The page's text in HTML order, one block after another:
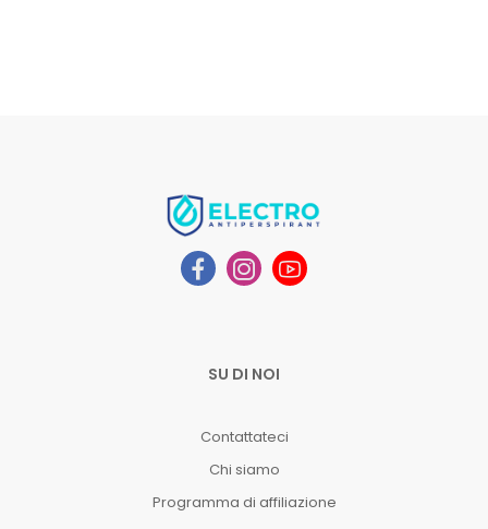
SU DI NOI
Contattateci
Chi siamo
Programma di affiliazione